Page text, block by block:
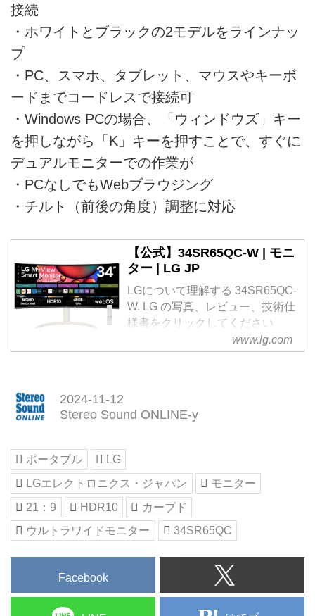
接続
・ホワイトとブラックの2モデルをラインナッ
プ
・PC、スマホ、タブレット、マウスやキーボ
ードまでコードレスで接続可
・Windows PCの場合、「ウィンドウズ」キー
を押しながら「K」キーを押すことで、すぐに
デュアルモニターでの作業が
・PCなしでもWebブラウジング
・チルト（前後の角度）調整に対応
【公式】34SR65QC-W | モニ
ター | LG JP
LGについて理解する 34SR65QC-
W. LG の写真、レビュー、技術仕
様書をクリックしてください
webOS対応 34インチ 21:9曲面型
ウルトラワイドスマートモニター
www.lg.com
2024-11-12
Stereo Sound ONLINE-y
ポータブル
LG
LGエレクトロニクス・ジャパン
モニター
21：9
HDR10
カーブド
ウルトラワイドモニター
34SR65QC
Facebook